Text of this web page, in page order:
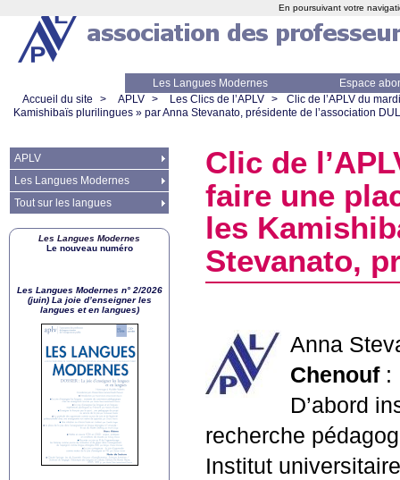
Les Langues Modernes
Espace
Accueil du site
> APLV > Les Clics de l’APLV > Clic de l’APLV du
Kamishibaïs plurilingues » par Anna Stevanato, présidente de l’association
Clic de l’
faire une
les
Stevanato,
Anna
Chenouf:
D’abord
recherche
Institut
APLV
Les Langues Modernes
Tout sur les langues
Les Langues Modernes
Le nouveau numéro
Les Langues Modernes n° 2/2026
(juin) La joie d’enseigner les
langues et en langues)
En poursuivant votre